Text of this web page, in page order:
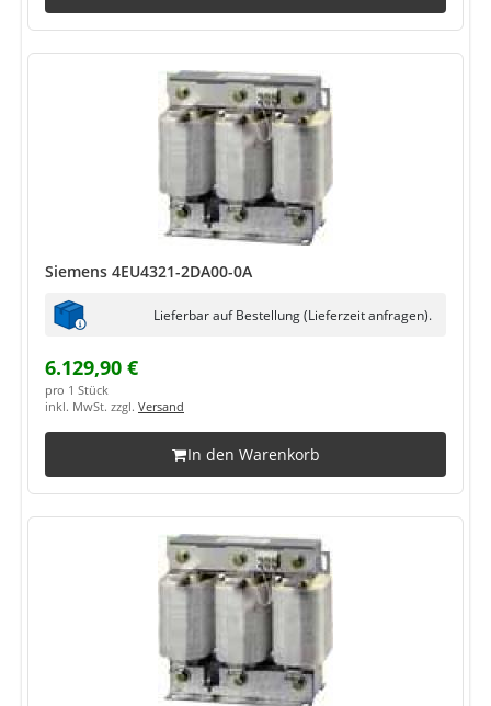
Siemens 4EU4321-2DA00-0A
Lieferbar auf Bestellung (Lieferzeit anfragen).
6.129,90 €
pro 1 Stück
inkl. MwSt. zzgl. Versand
In den Warenkorb